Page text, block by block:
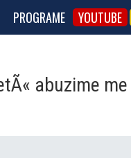
PROGRAME YOUTUBE
abuzime